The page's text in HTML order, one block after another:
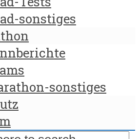
sonstiges
sonstiges